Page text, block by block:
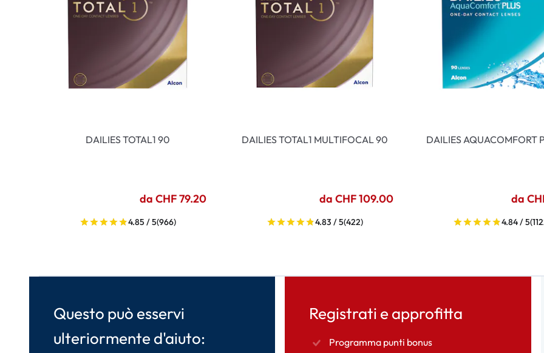
DAILIES TOTAL1 90
da CHF 79.20
4.85 / 5(966)
DAILIES TOTAL1 MULTIFOCAL 90
da CHF 109.00
4.83 / 5(422)
DAILIES AQUACOMFORT
da
4.84 / 5
Questo può esservi
ulteriormente d'aiuto:
Registrati e approfitta
Programma punti bonus